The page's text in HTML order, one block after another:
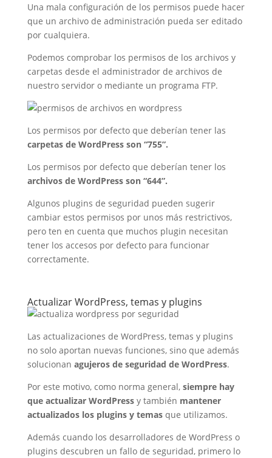
Una mala configuración de los permisos puede hacer
que un archivo de administración pueda ser editado
por cualquiera.
Podemos comprobar los permisos de los archivos y
carpetas desde el administrador de archivos de
nuestro servidor o mediante un programa FTP.
Los permisos por defecto que deberían tener las
carpetas de WordPress son “755”.
Los permisos por defecto que deberían tener los
archivos de WordPress son “644”.
Algunos plugins de seguridad pueden sugerir
cambiar estos permisos por unos más restrictivos,
pero ten en cuenta que muchos plugin necesitan
tener los accesos por defecto para funcionar
correctamente.
Actualizar WordPress, temas y plugins
Las actualizaciones de WordPress, temas y plugins
no solo aportan nuevas funciones, sino que además
solucionan agujeros de seguridad de WordPress.
Por este motivo, como norma general, siempre hay
que actualizar WordPress y también mantener
actualizados los plugins y temasque utilizamos.
Además cuando los desarrolladores de WordPress o
plugins descubren un fallo de seguridad, primero lo